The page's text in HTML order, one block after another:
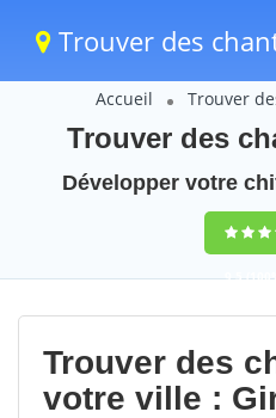
Trouver des
Accueil Trouver
Trouver des
Développer votre
9,5
Trouver des
votre ville :